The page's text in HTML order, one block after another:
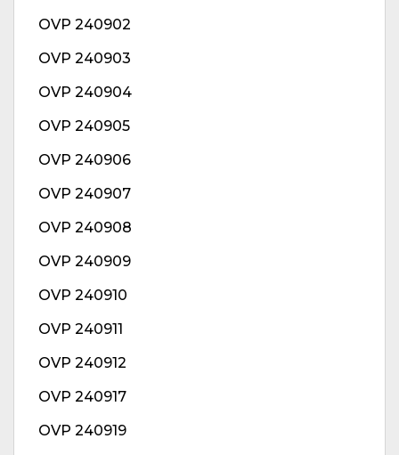
OVP 240902
OVP 240903
OVP 240904
OVP 240905
OVP 240906
OVP 240907
OVP 240908
OVP 240909
OVP 240910
OVP 240911
OVP 240912
OVP 240917
OVP 240919